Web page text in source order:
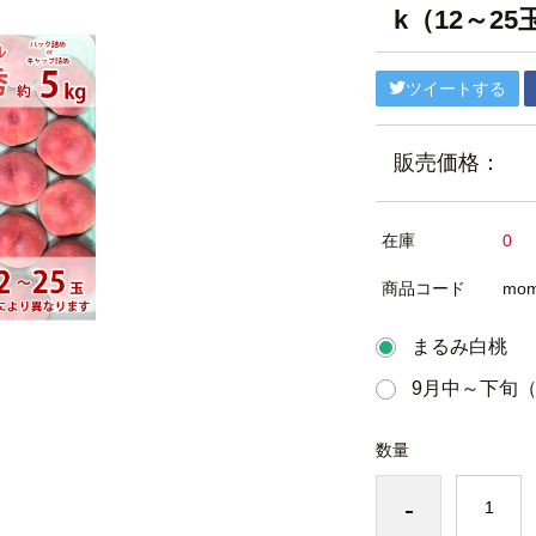
k（12～25
ツイートする
販売価格：
在庫 0
商品コード
まるみ白桃
9月中～下旬
数量
-